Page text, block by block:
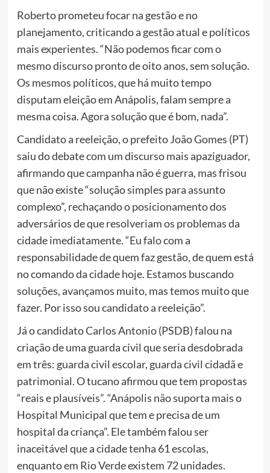
Roberto prometeu focar na gestão e no
planejamento, criticando a gestão atual e políticos
mais experientes. “Não podemos ficar com o
mesmo discurso pronto de oito anos, sem solução.
Os mesmos políticos, que há muito tempo
disputam eleição em Anápolis, falam sempre a
mesma coisa. Agora solução que é bom, nada”.
Candidato a reeleição, o prefeito João Gomes (PT)
saiu do debate com um discurso mais apaziguador,
afirmando que campanha não é guerra, mas frisou
que não existe “solução simples para assunto
complexo”, rechaçando o posicionamento dos
adversários de que resolveriam os problemas da
cidade imediatamente. “Eu falo com a
responsabilidade de quem faz gestão, de quem está
no comando da cidade hoje. Estamos buscando
soluções, avançamos muito, mas temos muito que
fazer. Por isso sou candidato a reeleição”.
Já o candidato Carlos Antonio (PSDB) falou na
criação de uma guarda civil que seria desdobrada
em três: guarda civil escolar, guarda civil cidadã e
patrimonial. O tucano afirmou que tem propostas
“reais e plausíveis”. “Anápolis não suporta mais o
Hospital Municipal que tem e precisa de um
hospital da criança”. Ele também falou ser
inaceitável que a cidade tenha 61 escolas,
enquanto em Rio Verde existem 72 unidades.